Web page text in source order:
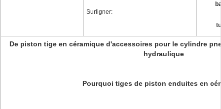
Surligner:
De piston tige en céramique d'accessoires pour le cylindre
hydraulique
Pourquoi tiges de piston enduites en